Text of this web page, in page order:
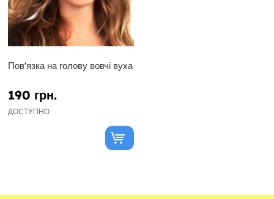
Пов'язка на голову вовчі вуха
190 грн.
ДОСТУПНО